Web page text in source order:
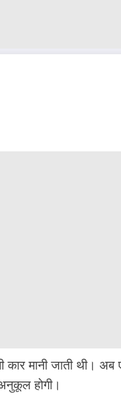
मानी जाती थी। अब
होगी।